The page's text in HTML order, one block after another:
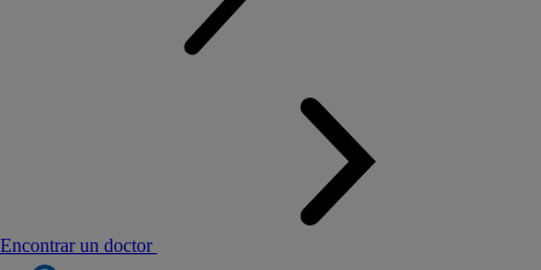
Encontrar un doctor